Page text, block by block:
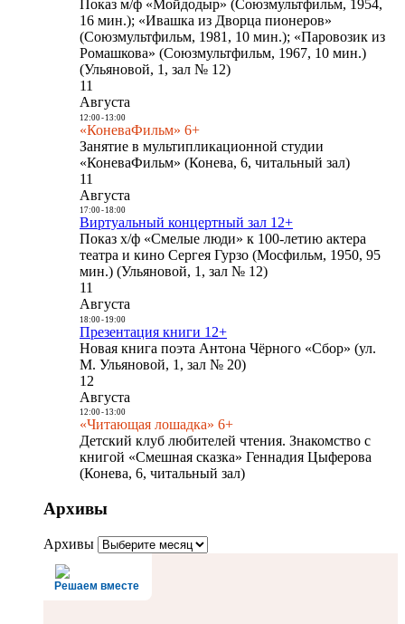
Показ м/ф «Мойдодыр» (Союзмультфильм, 1954,
16 мин.); «Ивашка из Дворца пионеров»
(Союзмультфильм, 1981, 10 мин.); «Паровозик из
Ромашкова» (Союзмультфильм, 1967, 10 мин.)
(Ульяновой, 1, зал № 12)
11
Августа
12:00- 13:00
«КоневаФильм» 6+
Занятие в мультипликационной студии
«КоневаФильм» (Конева, 6, читальный зал)
11
Августа
17:00- 18:00
Виртуальный концертный зал 12+
Показ х/ф «Смелые люди» к 100-летию актера
театра и кино Сергея Гурзо (Мосфильм, 1950, 95
мин.) (Ульяновой, 1, зал № 12)
11
Августа
18:00- 19:00
Презентация книги 12+
Новая книга поэта Антона Чёрного «Сбор» (ул.
М. Ульяновой, 1, зал № 20)
12
Августа
12:00- 13:00
«Читающая лошадка» 6+
Детский клуб любителей чтения. Знакомство с
книгой «Смешная сказка» Геннадия Цыферова
(Конева, 6, читальный зал)
Архивы
Архивы
Решаем вместе